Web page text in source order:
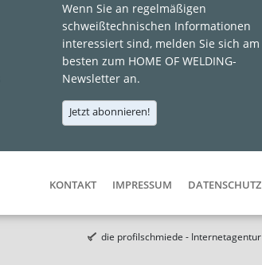
Wenn Sie an regelmäßigen
schweißtechnischen Informationen
interessiert sind, melden Sie sich am
besten zum HOME OF WELDING-
Newsletter an.
Jetzt abonnieren!
KONTAKT IMPRESSUM DATENSCHUTZ
die profilschmiede - Internetagentur